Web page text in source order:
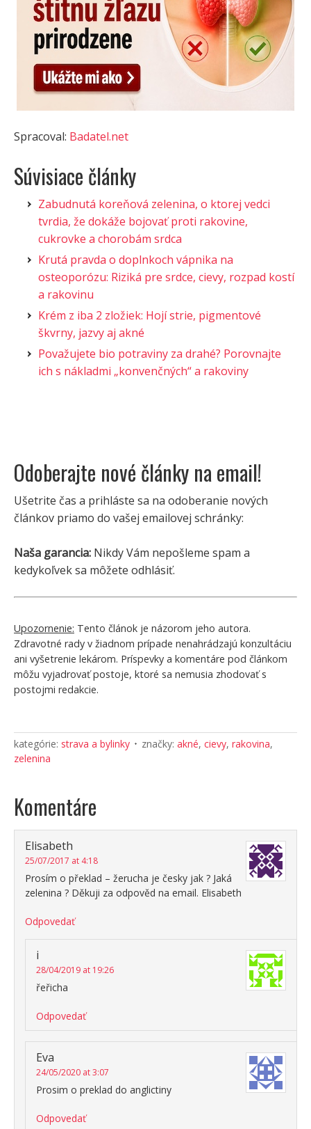
Spracoval: Badatel.net
Súvisiace články
Zabudnutá koreňová zelenina, o ktorej vedci
tvrdia, že dokáže bojovať proti rakovine,
cukrovke a chorobám srdca
Krutá pravda o doplnkoch vápnika na
osteoporózu: Riziká pre srdce, cievy, rozpad kostí
a rakovinu
Krém z iba 2 zložiek: Hojí strie, pigmentové
škvrny, jazvy aj akné
Považujete bio potraviny za drahé? Porovnajte
ich s nákladmi „konvenčných“ a rakoviny
Odoberajte nové články na email!
Ušetrite čas a prihláste sa na odoberanie nových
článkov priamo do vašej emailovej schránky:
Naša garancia: Nikdy Vám nepošleme spam a
kedykoľvek sa môžete odhlásiť.
Upozornenie: Tento článok je názorom jeho autora.
Zdravotné rady v žiadnom prípade nenahrádzajú konzultáciu
ani vyšetrenie lekárom. Príspevky a komentáre pod článkom
môžu vyjadrovať postoje, ktoré sa nemusia zhodovať s
postojmi redakcie.
kategórie: strava a bylinky značky: akné, cievy, rakovina,
zelenina
Komentáre
Elisabeth
25/07/2017 at 4:18
Prosím o překlad – žerucha je česky jak ? Jaká
zelenina ? Děkuji za odpověd na email. Elisabeth
Odpovedať
i
28/04/2019 at 19:26
řeřicha
Odpovedať
Eva
24/05/2020 at 3:07
Prosim o preklad do anglictiny
Odpovedať